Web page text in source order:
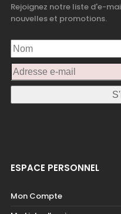
Rejoignez notre liste d'e-
nouvelles et promotions.
ESPACE PERSONNEL
Mon Compte